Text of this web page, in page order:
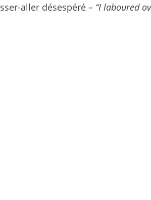
aller désespéré –“I laboured